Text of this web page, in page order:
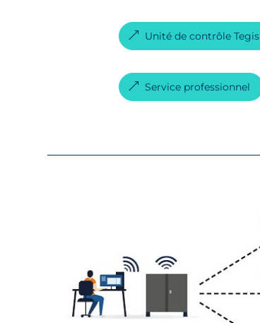
Unité de contrôle Tegis
Service professionnel